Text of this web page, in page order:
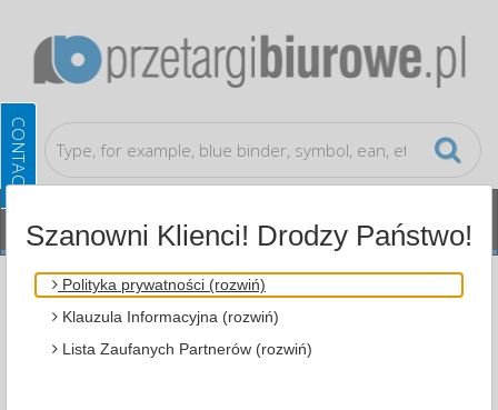
Small office accessories Packaging Tapes
Szanowni Klienci! Drodzy Państwo!
Polityka prywatności (rozwiń)
Klauzula Informacyjna (rozwiń)
Lista Zaufanych Partnerów (rozwiń)